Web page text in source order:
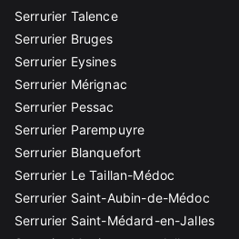
Serrurier Talence
Serrurier Bruges
Serrurier Eysines
Serrurier Mérignac
Serrurier Pessac
Serrurier Parempuyre
Serrurier Blanquefort
Serrurier Le Taillan-Médoc
Serrurier Saint-Aubin-de-Médoc
Serrurier Saint-Médard-en-Jalles